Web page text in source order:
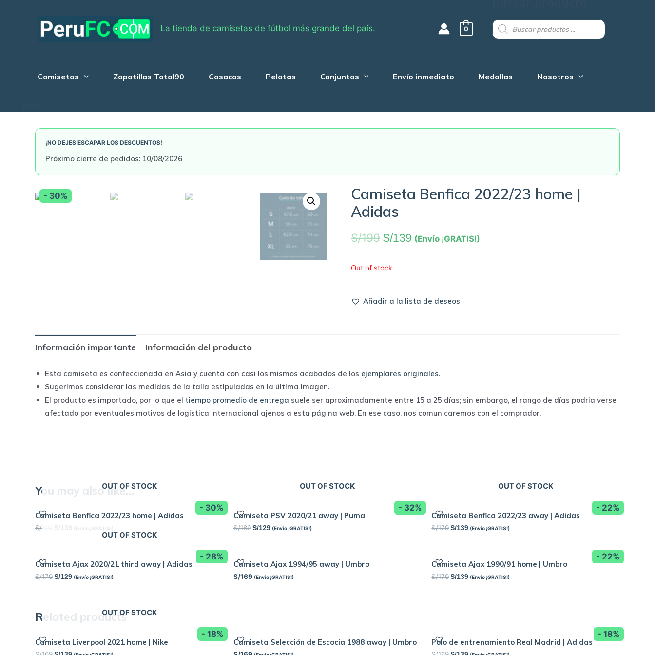
La tienda de camisetas de fútbol más grande del país. 0
Products
search
Camisetas Zapatillas Total90 Casacas Pelotas Conjuntos Envío inmediato Medallas Nosotros
¡NO DEJES ESCAPAR LOS DESCUENTOS!
Próximo cierre de pedidos: 10/08/2026
- 30%
Camiseta Benfica 2022/23 home |
Adidas
S/199 S/139 (Envío ¡GRATIS!)
Out of stock
Añadir a la lista de deseos
Información importante Información del producto
Esta camiseta es confeccionada en Asia y cuenta con casi los mismos acabados de los ejemplares originales.
Sugerimos considerar las medidas de la talla estipuladas en la última imagen.
El producto es importado, por lo que el tiempo promedio de entrega suele ser aproximadamente entre 15 a 25 días; sin embargo, el rango de días podría verse
afectado por eventuales motivos de logística internacional ajenos a esta página web. En ese caso, nos comunicaremos con el comprador.
You may also like…
- 30%
OUT OF STOCK
Camiseta Benfica 2022/23 home | Adidas
S/199 S/ 139 (Envío ¡GRATIS!)
- 32%
OUT OF STOCK
Camiseta PSV 2020/21 away | Puma
S/189 S/129 (Envío ¡GRATIS!)
- 22%
OUT OF STOCK
Camiseta Benfica 2022/23 away | Adidas
S/179 S/139 (Envío ¡GRATIS!)
- 28%
OUT OF STOCK
Camiseta Ajax 2020/21 third away | Adidas
S/179 S/129 (Envío ¡GRATIS!)
Camiseta Ajax 1994/95 away | Umbro
S/169 (Envío ¡GRATIS!)
- 22%
Camiseta Ajax 1990/91 home | Umbro
S/179 S/139 (Envío ¡GRATIS!)
Related products
- 18%
OUT OF STOCK
Camiseta Liverpool 2021 home | Nike Camiseta Selección de Escocia 1988 away | Umbro
- 18%
Polo de entrenamiento Real Madrid | Adidas